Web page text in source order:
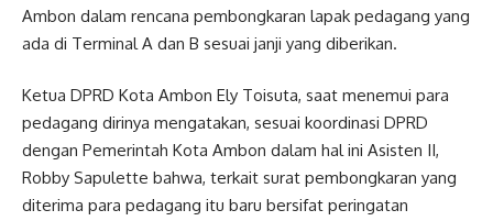
Ambon dalam rencana pembongkaran lapak pedagang yang
ada di Terminal A dan B sesuai janji yang diberikan.
Ketua DPRD Kota Ambon Ely Toisuta, saat menemui para
pedagang dirinya mengatakan, sesuai koordinasi DPRD
dengan Pemerintah Kota Ambon dalam hal ini Asisten II,
Robby Sapulette bahwa, terkait surat pembongkaran yang
diterima para pedagang itu baru bersifat peringatan